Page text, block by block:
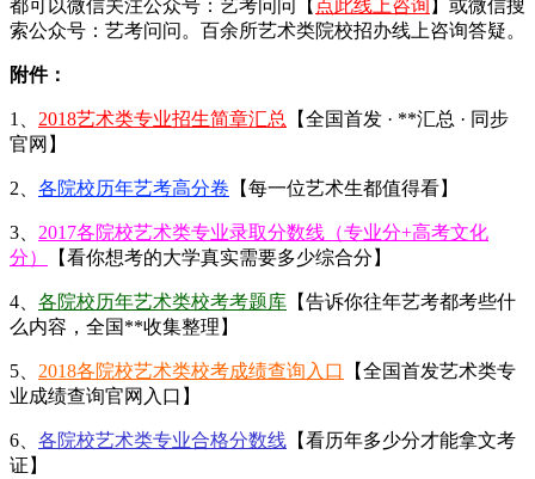
都可以微信关注公众号：艺考问问【 点此线上咨询 】或微信搜
索公众号：艺考问问。百余所艺术类院校招办线上咨询答疑。
附件：
1、 2018艺术类专业招生简章汇总
【全国首发 · **汇总 · 同步
官网】
2、 各院校历年艺考高分卷 【每一位艺术生都值得看】
3、 2017各院校艺术类专业录取分数线（专业分+高考文化
分）
【看你想考的大学真实需要多少综合分】
4、 各院校历年艺术类校考考题库 【告诉你往年艺考都考些什
么内容，全国**收集整理】
5、 2018各院校艺术类校考成绩查询入口
【全国首发艺术类专
业成绩查询官网入口】
6、 各院校艺术类专业合格分数线 【看历年多少分才能拿文考
证】